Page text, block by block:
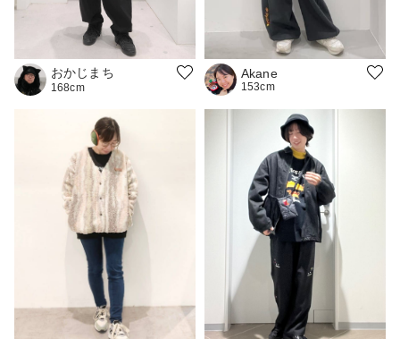
おかじまち
168cm
Akane
153cm